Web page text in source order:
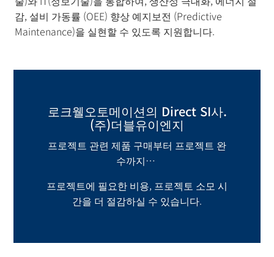
감, 설비 가동률 (OEE) 향상 예지보전 (Predictive
Maintenance)을 실현할 수 있도록 지원합니다.
로크웰오토메이션의 Direct SI사.
(주)더블유이엔지
프로젝트 관련 제품 구매부터 프로젝트 완
수까지…
프로젝트에 필요한 비용, 프로젝토 소모 시
간을 더 절감하실 수 있습니다.